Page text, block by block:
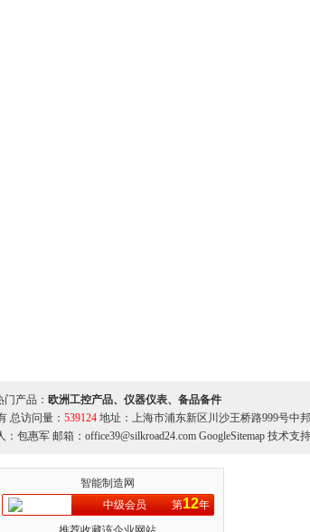
门产品： 欧洲工控产品、仪器仪表、备品备件
总访问量： 539124地址：上海市浦东新区川沙王桥路999号中邦
包惠军 邮箱：office39@silkroad24.com GoogleSitemap技术支
智能制造网
中级会员
第12年